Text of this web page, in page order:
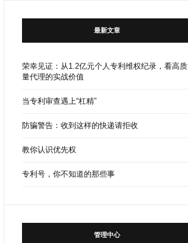
最新文章
荣幸见证：从1.2亿元个人专利维权纪录，看高质
量代理的实战价值
当专利审查遇上“杠精”
防骗警告：收到这样的快递请拒收
教你认识优先权
专利号，你不知道的那些事
管理中心